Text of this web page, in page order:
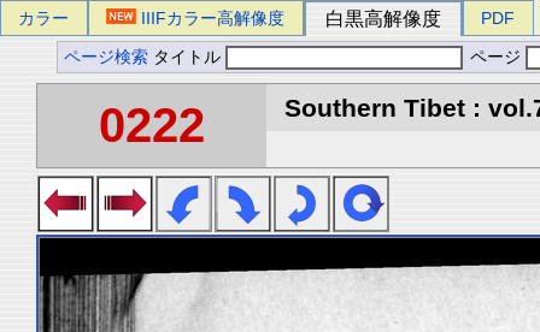
カラー IIIFカラー高解像度 白黒高解像度 PDF
ページ検索 タイトル ページ
0222 Southern Tibet :